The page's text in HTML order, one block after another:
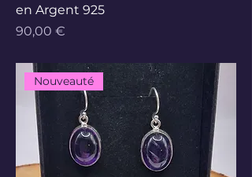
en Argent 925
Prix
90,00 €
Nouveauté